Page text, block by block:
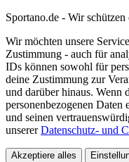
Sportano.de - Wir schützen
Wir möchten unsere
Zustimmung - auch für
IDs können sowohl für
deine Zustimmung zur
und darüber hinaus. Wenn
personenbezogenen
und seinen
unsererDatenschutz- und
Akzeptiere alles